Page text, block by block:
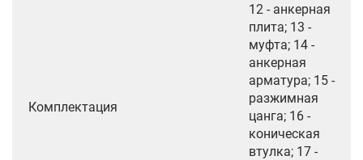
Комплектация
12 - анкерная
плита; 13 -
муфта; 14 -
анкерная
арматура; 15 -
разжимная
цанга; 16 -
коническая
втулка; 17 -